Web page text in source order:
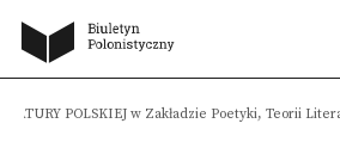
POLSKIEJ w Zakładzie Poetyki, Teorii